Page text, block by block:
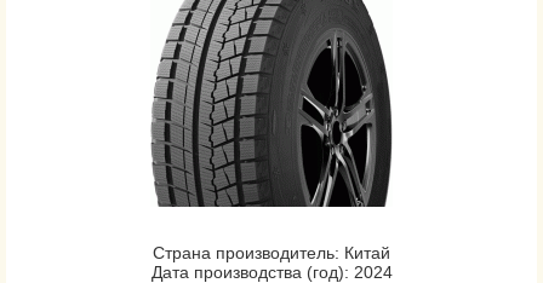
Страна производитель: Китай
Дата производства (год): 2024